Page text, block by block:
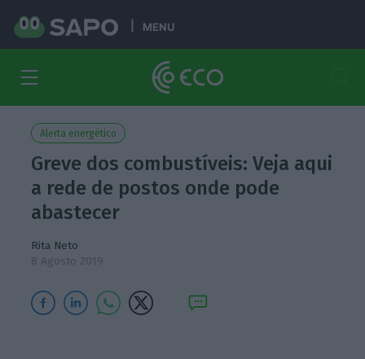
MENU
Alerta energético
Greve dos combustíveis: Veja aqui
a rede de postos onde pode
abastecer
Rita Neto
8 Agosto 2019